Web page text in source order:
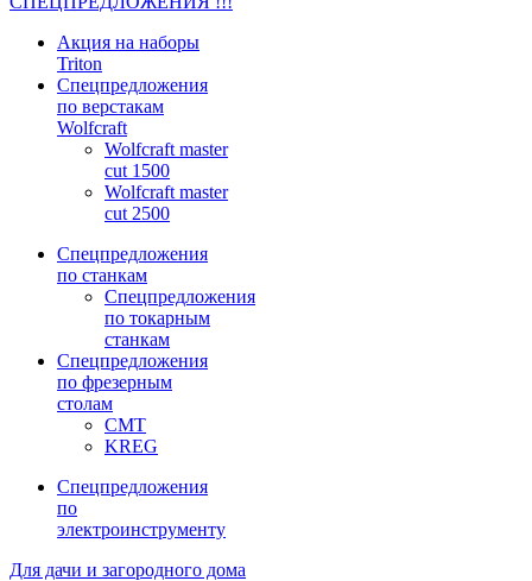
Акция на наборы
Triton
Спецпредложения
по верстакам
Wolfcraft
Wolfcraft master
cut 1500
Wolfcraft master
cut 2500
Спецпредложения
по станкам
Спецпредложения
по токарным
станкам
Спецпредложения
по фрезерным
столам
CMT
KREG
Спецпредложения
по
электроинструменту
Для дачи и загородного дома